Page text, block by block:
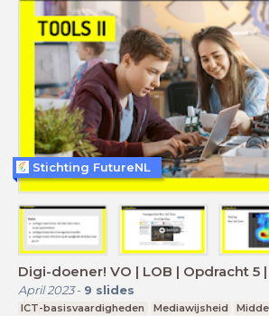
Digi-doener! VO | LOB | Opdracht 5 |
April 2023- 9 slides
ICT-basisvaardigheden Mediawijsheid
Stichting FutureNL